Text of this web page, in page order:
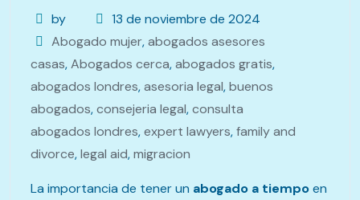
by
13 de noviembre de 2024
Abogado mujer,abogados asesores
casas,Abogados cerca,abogados gratis,
abogados londres,asesoria legal,buenos
abogados,consejeria legal,consulta
abogados londres,expert lawyers,family and
divorce,legal aid,migracion
La importancia de tener un abogado a tiempoen